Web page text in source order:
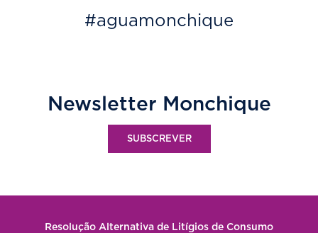
#aguamonchique
Newsletter Monchique
SUBSCREVER
Resolução Alternativa de Litígios de Consumo